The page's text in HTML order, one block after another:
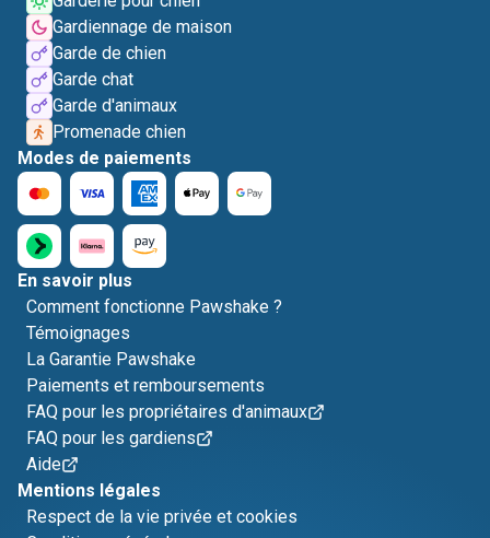
Gardiennage de maison
Garde de chien
Garde chat
Garde d'animaux
Promenade chien
Modes de paiements
En savoir plus
Comment fonctionne Pawshake ?
Témoignages
La Garantie Pawshake
Paiements et remboursements
FAQ pour les propriétaires d'animaux
FAQ pour les gardiens
Aide
Mentions légales
Respect de la vie privée et cookies